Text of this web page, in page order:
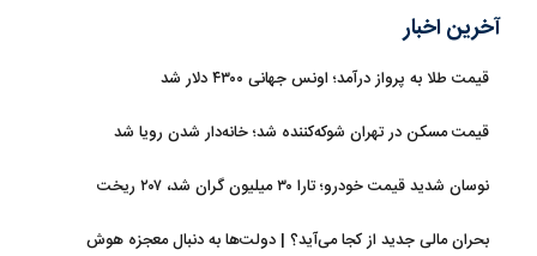
آخرین اخبار
قیمت طلا به پرواز درآمد؛ اونس جهانی ۴۳۰۰ دلار شد
قیمت مسکن در تهران شوکه‌کننده شد؛ خانه‌دار شدن رویا شد
نوسان شدید قیمت خودرو؛ تارا ۳۰ میلیون گران شد، ۲۰۷ ریخت
بحران مالی جدید از کجا می‌آید؟ | دولت‌ها به دنبال معجزه هوش